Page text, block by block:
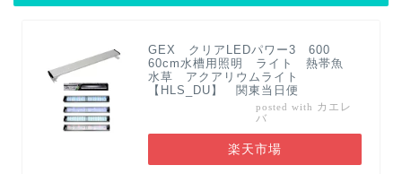
GEX クリアLEDパワー3 600
60cm水槽用照明 ライト 熱帯魚
水草 アクアリウムライト
【HLS_DU】 関東当日便
posted with カエレ
バ
楽天市場